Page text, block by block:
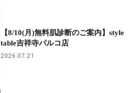
【8/10(月)無料肌診断のご案内】style
table吉祥寺パルコ店
2026.07.21